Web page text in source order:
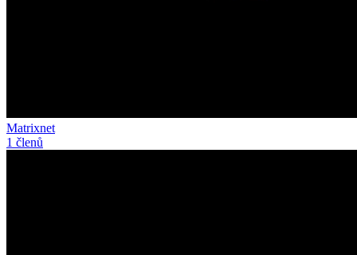
Matrixnet
1 členů